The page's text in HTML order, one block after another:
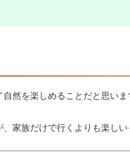
然を楽しめることだと思いま
家族だけで行くよりも楽しい